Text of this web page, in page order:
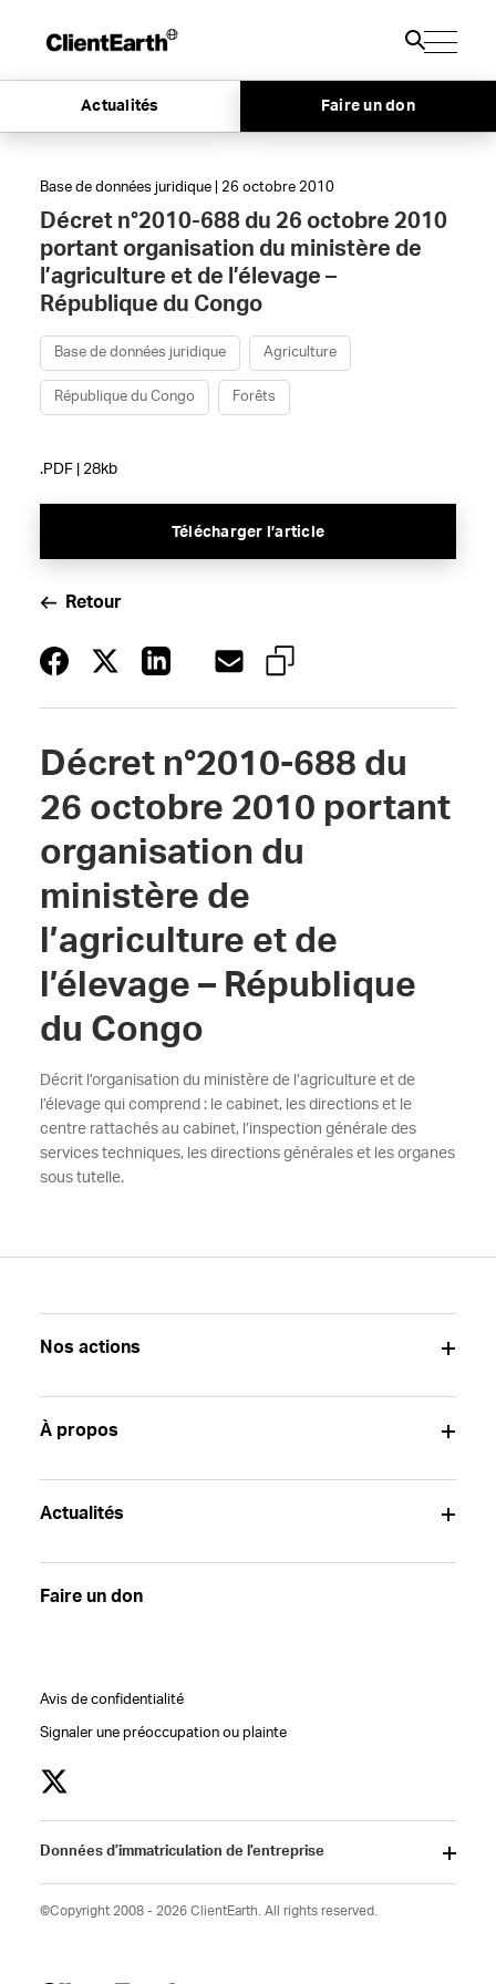
Actualités Faire un don
Base de données juridique | 26 octobre 2010
Décret n°2010-688 du 26 octobre 2010
portant organisation du ministère de
l’agriculture et de l’élevage –
République du Congo
Base de données juridique Agriculture
République du Congo Forêts
.PDF | 28kb
Télécharger l’article
Retour
Décret n°2010-688 du
26 octobre 2010 portant
organisation du
ministère de
l’agriculture et de
l’élevage – République
du Congo
Décrit l’organisation du ministère de l’agriculture et de
l’élevage qui comprend : le cabinet, les directions et le
centre rattachés au cabinet, l’inspection générale des
services techniques, les directions générales et les organes
sous tutelle.
Nos actions
À propos
Actualités
Faire un don
Avis de confidentialité
Signaler une préoccupation ou plainte
Données d’immatriculation de l’entreprise
©Copyright 2008 - 2026 ClientEarth. All rights reserved.